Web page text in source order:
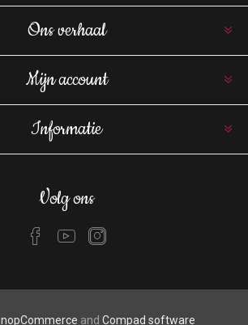
Ons verhaal
Mijn account
Informatie
Volg ons
nopCommerce and Compad software